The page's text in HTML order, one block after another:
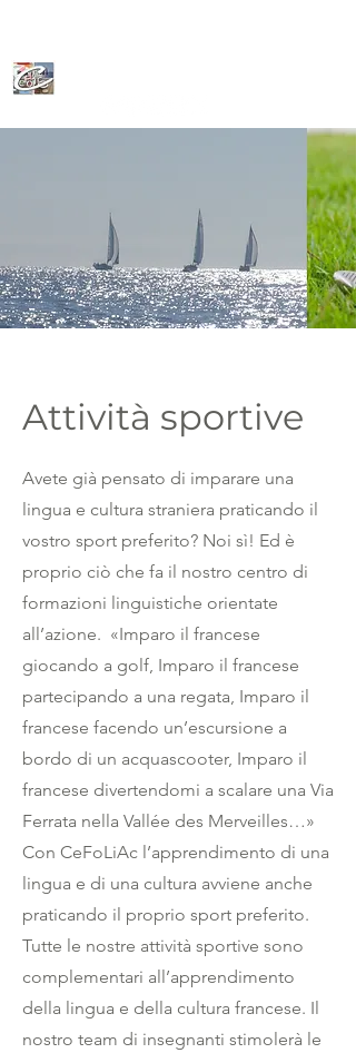
Attività sportive
Avete già pensato di imparare una
lingua e cultura straniera praticando il
vostro sport preferito? Noi sì! Ed è
proprio ciò che fa il nostro centro di
formazioni linguistiche orientate
all’azione. «Imparo il francese
giocando a golf, Imparo il francese
partecipando a una regata, Imparo il
francese facendo un’escursione a
bordo di un acquascooter, Imparo il
francese divertendomi a scalare una Via
Ferrata nella Vallée des Merveilles…»
Con CeFoLiAc l’apprendimento di una
lingua e di una cultura avviene anche
praticando il proprio sport preferito.
Tutte le nostre attività sportive sono
complementari all’apprendimento
della lingua e della cultura francese. Il
nostro team di insegnanti stimolerà le